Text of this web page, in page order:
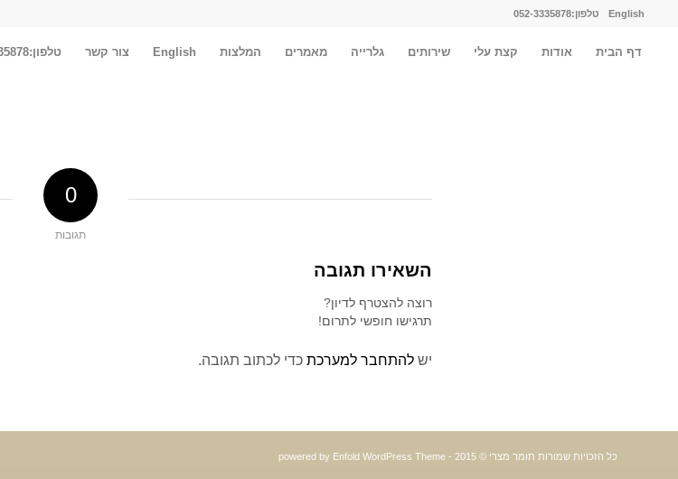
English טלפון:052-3335878
דף הבית אודות קצת עלי שירותים גלרייה מאמרים המלצות English צור קשר טלפון:052-3335878
0
תגובות
השאירו תגובה
רוצה להצטרף לדיון?
תרגישו חופשי לתרום!
יש להתחבר למערכת כדי לכתוב תגובה.
כל הזכויות שמורות תומר מצרי © 2015 - powered by Enfold WordPress Theme